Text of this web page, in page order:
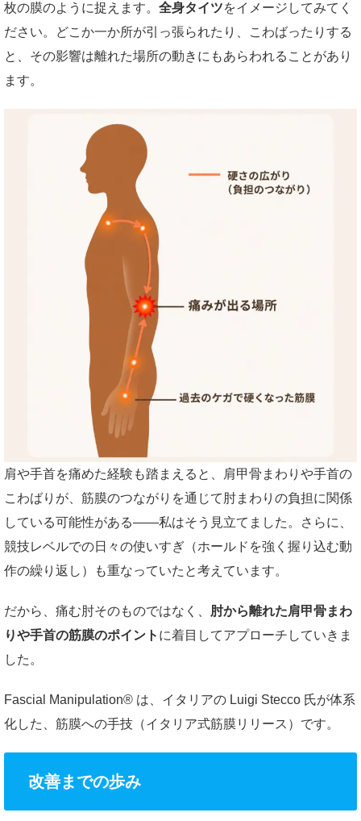
枚の膜のように捉えます。 全身タイツをイメージしてみてく
ださい。どこか一か所が引っ張られたり、こわばったりする
と、その影響は離れた場所の動きにもあらわれることがあり
ます。
肩や手首を痛めた経験も踏まえると、肩甲骨まわりや手首の
こわばりが、筋膜のつながりを通じて肘まわりの負担に関係
している可能性がある——私はそう見立てました。さらに、
競技レベルでの日々の使いすぎ（ホールドを強く握り込む動
作の繰り返し）も重なっていたと考えています。
だから、痛む肘そのものではなく、 肘から離れた肩甲骨まわ
りや手首の筋膜のポイント に着目してアプローチしていきま
した。
Fascial Manipulation® は、イタリアの Luigi Stecco 氏が体系
化した、筋膜への手技（イタリア式筋膜リリース）です。
改善までの歩み